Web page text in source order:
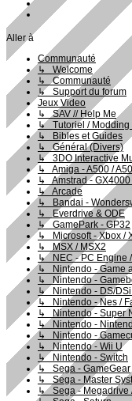
Aller à
Communauté
↳ Welcome
↳ Communauté
↳ Support du forum
Jeux Video
↳ SAV // Help Me
↳ Tutoriel / Modding
↳ Bibles et Guides
↳ Général (Divers)
↳ 3DO Interactive
↳ Amiga - A500 /
↳ Amstrad - GX4000
↳ Arcade
↳ Bandai -
↳ Everdrive & ODE
↳ GamePark - GP32
↳ Microsoft - Xbox /
↳ MSX / MSX2
↳ NEC - PC Engine
↳ Nintendo - Game
↳ Nintendo -
↳ Nintendo - DS/DSi
↳ Nintendo - Nes /
↳ Nintendo - Super
↳ Nintendo -
↳ Nintendo -
↳ Nintendo - Wii U
↳ Nintendo - Switch
↳ Sega - GameGear
↳ Sega - Master
↳ Sega - Megadrive